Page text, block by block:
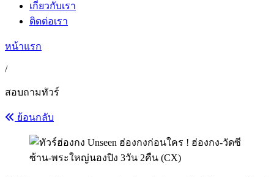
เกี่ยวกับเรา
ติดต่อเรา
หน้าแรก
/
สอบถามทัวร์
ย้อนกลับ